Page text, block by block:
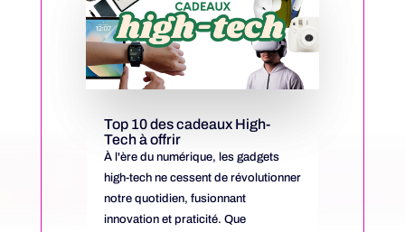
Top 10 des cadeaux High-
Tech à offrir
À l'ère du numérique, les gadgets
high-tech ne cessent de révolutionner
notre quotidien, fusionnant
innovation et praticité. Que